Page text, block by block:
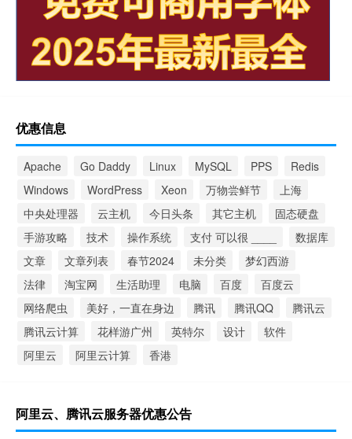
优惠信息
Apache Go Daddy Linux MySQL PPS
Redis
Windows
WordPress Xeon 万物尝鲜节
上海
中央处理器
云主机 今日头条 其它主机
固态硬盘
手游攻略
技术 操作系统 支付 可以很 ____
数据库
文章
文章列表 春节2024 未分类
梦幻西游
法律
淘宝网 生活助理 电脑 百度
百度云
网络爬虫
美好，一直在身边 腾讯 腾讯QQ
腾讯云
腾讯云计算
花样游广州 英特尔 设计
软件
阿里云
阿里云计算 香港
阿里云、腾讯云服务器优惠公告